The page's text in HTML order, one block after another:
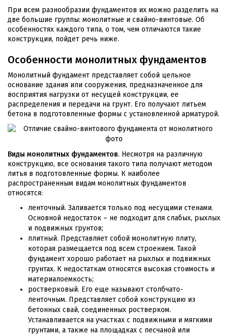
При всем разнообразии фундаментов их можно разделить на
две большие группы: монолитные и свайно-винтовые. Об
особенностях каждого типа, о том, чем отличаются такие
конструкции, пойдет речь ниже.
Особенности монолитных фундаментов
Монолитный фундамент представляет собой цельное
основание здания или сооружения, предназначенное для
восприятия нагрузки от несущей конструкции, ее
распределения и передачи на грунт. Его получают литьем
бетона в подготовленные формы с установленной арматурой.
Виды монолитных фундаментов. Несмотря на различную
конструкцию, все основания такого типа получают методом
литья в подготовленные формы. К наиболее
распространенным видам монолитных фундаментов
относятся:
ленточный. Заливается только под несущими стенами.
Основной недостаток – не подходит для слабых, рыхлых
и подвижных грунтов;
плитный. Представляет собой монолитную плиту,
которая размещается под всем строением. Такой
фундамент хорошо работает на рыхлых и подвижных
грунтах. К недостаткам относятся высокая стоимость и
материалоемкость;
ростверковый. Его еще называют столбчато-
ленточным. Представляет собой конструкцию из
бетонных свай, соединенных ростверком.
Устанавливается на участках с подвижными и мягкими
грунтами, а также на площадках с песчаной или